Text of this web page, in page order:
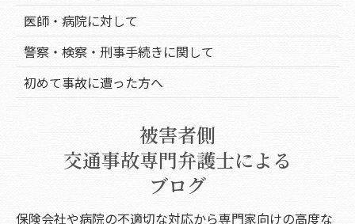
医師・病院に対して
警察・検察・刑事手続きに関して
初めて事故に遭った方へ
被害者側
交通事故専門弁護士による
ブログ
保険会社や病院の不適切な対応から専門家向けの高度な